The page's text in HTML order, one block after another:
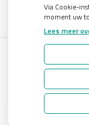
Via Cookie-
moment uw
Lees meer